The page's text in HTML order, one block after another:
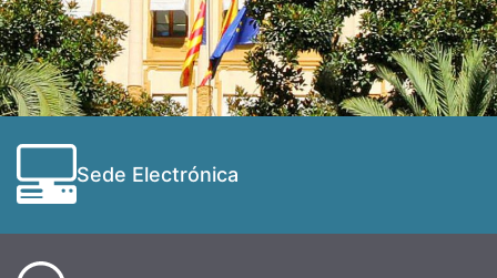
Sede Electrónica